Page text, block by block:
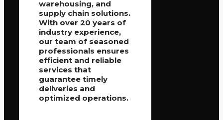
warehousing, and
supply chain solutions.
With over 20 years of
industry experience,
our team of seasoned
professionals ensures
efficient and reliable
services that
guarantee timely
deliveries and
optimized operations.